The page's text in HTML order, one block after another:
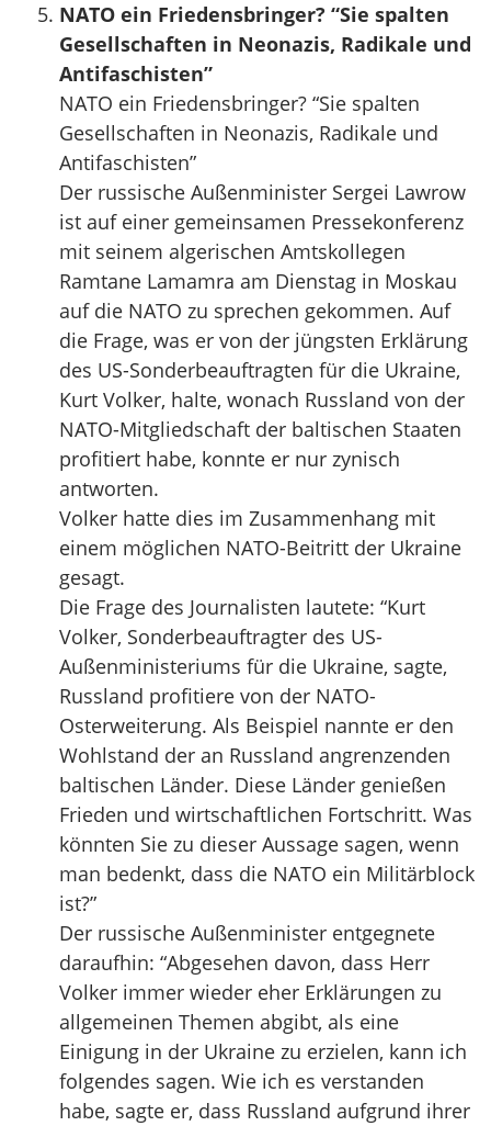
NATO ein Friedensbringer? “Sie spalten
Gesellschaften in Neonazis, Radikale und
Antifaschisten”
NATO ein Friedensbringer? “Sie spalten
Gesellschaften in Neonazis, Radikale und
Antifaschisten”
Der russische Außenminister Sergei Lawrow
ist auf einer gemeinsamen Pressekonferenz
mit seinem algerischen Amtskollegen
Ramtane Lamamra am Dienstag in Moskau
auf die NATO zu sprechen gekommen. Auf
die Frage, was er von der jüngsten Erklärung
des US-Sonderbeauftragten für die Ukraine,
Kurt Volker, halte, wonach Russland von der
NATO-Mitgliedschaft der baltischen Staaten
profitiert habe, konnte er nur zynisch
antworten.
Volker hatte dies im Zusammenhang mit
einem möglichen NATO-Beitritt der Ukraine
gesagt.
Die Frage des Journalisten lautete: “Kurt
Volker, Sonderbeauftragter des US-
Außenministeriums für die Ukraine, sagte,
Russland profitiere von der NATO-
Osterweiterung. Als Beispiel nannte er den
Wohlstand der an Russland angrenzenden
baltischen Länder. Diese Länder genießen
Frieden und wirtschaftlichen Fortschritt. Was
könnten Sie zu dieser Aussage sagen, wenn
man bedenkt, dass die NATO ein Militärblock
ist?”
Der russische Außenminister entgegnete
daraufhin: “Abgesehen davon, dass Herr
Volker immer wieder eher Erklärungen zu
allgemeinen Themen abgibt, als eine
Einigung in der Ukraine zu erzielen, kann ich
folgendes sagen. Wie ich es verstanden
habe, sagte er, dass Russland aufgrund ihrer